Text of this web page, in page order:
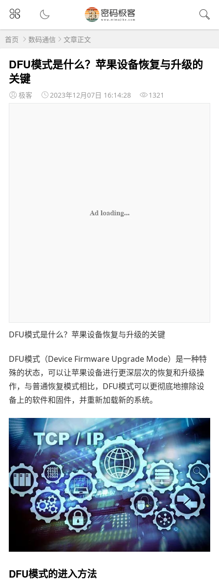
首页 数码通信 文章正文
DFU模式是什么？苹果设备恢复与升级的
关键
极客 2023年12月07日 16:14:28 1321
DFU模式是什么？苹果设备恢复与升级的关键
DFU模式（Device Firmware Upgrade Mode）是一种特
殊的状态，可以让苹果设备进行更深层次的恢复和升级操
作，与普通恢复模式相比，DFU模式可以更彻底地擦除设
备上的软件和固件，并重新加载新的系统。
DFU模式的进入方法